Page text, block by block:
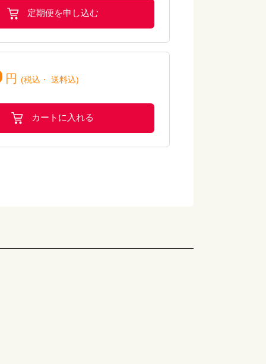
定期便を申し込む
円(税込 ・送料込)
カートに入れる